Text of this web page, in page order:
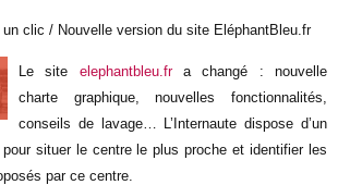
clic / Nouvelle version du site EléphantBleu.fr
Le site elephantbleu.fra changé : nouvelle
charte graphique, nouvelles fonctionnalités,
conseils de lavage… L’Internaute dispose d’un
situer le centre le plus proche et identifier les
par ce centre.